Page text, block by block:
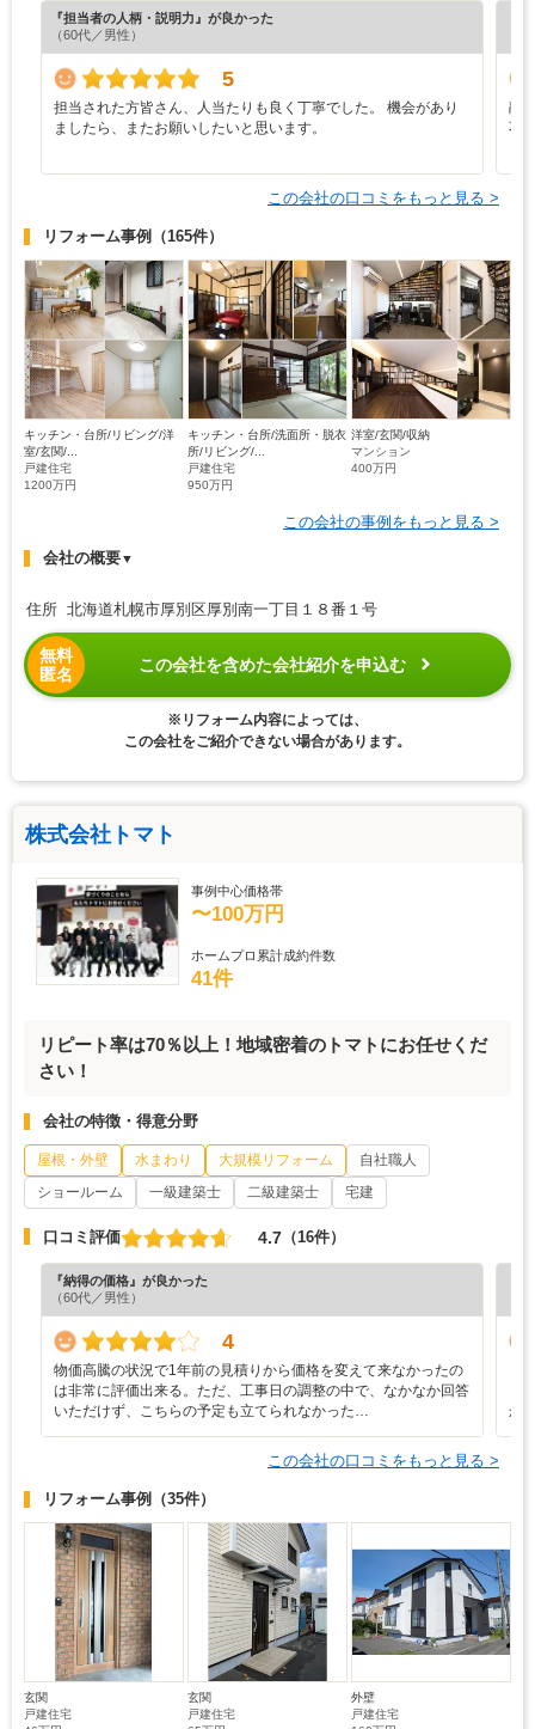
『担当者の人柄・説明力』が良かった
（60代／男性）
5
担当された方皆さん、人当たりも良く丁寧でした。 機会があり
ましたら、またお願いしたいと思います。
融
不
この会社の口コミをもっと見る >
リフォーム事例 （165件）
キッチン・台所/リビング/洋
室/玄関/...
戸建住宅
1200万円
キッチン・台所/洗面所・脱衣
所/リビング/...
戸建住宅
950万円
洋室/玄関/収納
マンション
400万円
この会社の事例をもっと見る >
会社の概要▼
住所 北海道札幌市厚別区厚別南一丁目１８番１号
無料
匿名
この会社を含めた会社紹介を申込む
※リフォーム内容によっては、
この会社をご紹介できない場合があります。
株式会社トマト
事例中心価格帯
〜100万円
ホームプロ累計成約件数
41件
リピート率は70％以上！地域密着のトマトにお任せくだ
さい！
会社の特徴・得意分野
屋根・外壁 水まわり 大規模リフォーム
自社職人
ショールーム
一級建築士 二級建築士 宅建
口コミ評価 4.7 （16件）
『納得の価格』が良かった
（60代／男性）
4
物価高騰の状況で1年前の見積りから価格を変えて来なかったの
は非常に評価出来る。ただ、工事日の調整の中で、なかなか回答
いただけず、こちらの予定も立てられなかった…
か
この会社の口コミをもっと見る >
リフォーム事例 （35件）
玄関
戸建住宅
玄関
戸建住宅
外壁
戸建住宅